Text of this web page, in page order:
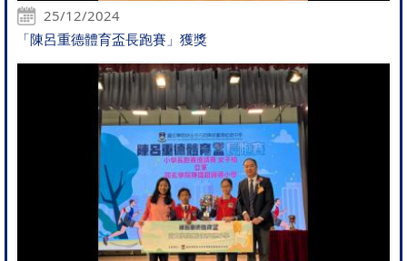
25/12/2024
「陳呂重德體育盃長跑賽」獲獎